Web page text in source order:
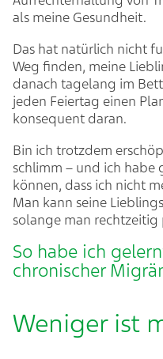
als meine Gesundheit.
Das hat natürlich nicht
Weg finden, meine
danach tagelang im
jeden Feiertag einen
konsequent daran.
Bin ich trotzdem
schlimm – und ich habe
können, dass ich nicht
Man kann seine
solange man
So habe ich
chronischer
Weniger ist